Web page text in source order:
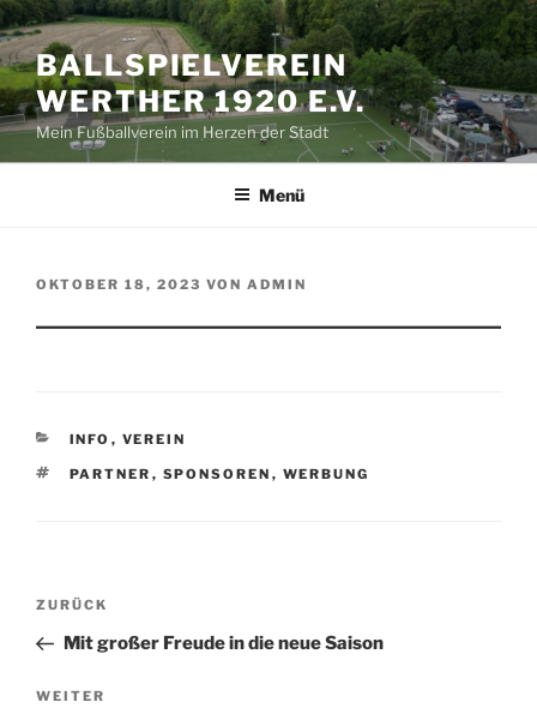
Zum
Inhalt
springenBALLSPIELVEREIN
WERTHER 1920 E.V.
Mein Fußballverein im Herzen der Stadt
Menü
VERÖFFENTLICHT
OKTOBER 18, 2023 VON ADMIN
KATEGORIEN
INFO , VEREIN
SCHLAGWÖRTER
PARTNER , SPONSOREN , WERBUNG
Beitragsnavigation
Vorheriger
Beitrag
ZURÜCK
Mit großer Freude in die neue Saison
Nächster
WEITER